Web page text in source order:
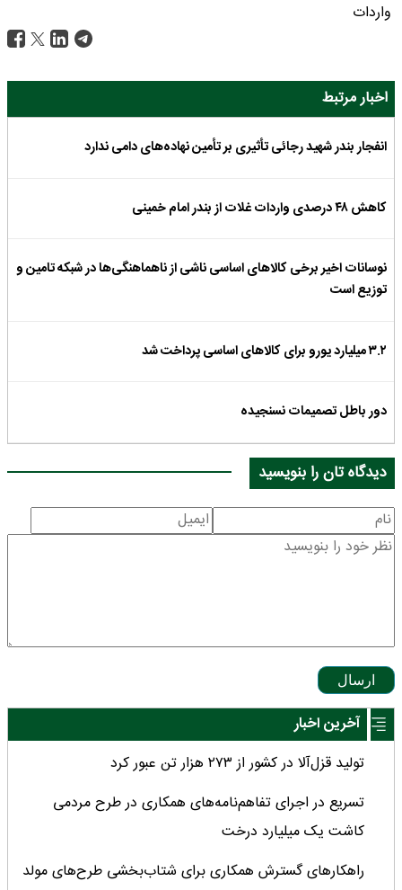
واردات
اخبار مرتبط
انفجار بندر شهید رجائی تأثیری بر تأمین نهاده‌های دامی ندارد
کاهش ۴۸ درصدی واردات غلات از بندر امام خمینی
نوسانات اخیر برخی کالاهای اساسی ناشی از ناهماهنگی‌ها در شبکه تامین و
توزیع است
۳.۲ میلیارد یورو برای کالاهای اساسی پرداخت شد
دور باطل تصمیمات نسنجیده
دیدگاه تان را بنویسید
ارسال
آخرین اخبار
تولید قزل‌آلا در کشور از ۲۷۳ هزار تن عبور کرد
تسریع در اجرای تفاهم‌نامه‌های همکاری در طرح مردمی
کاشت یک میلیارد درخت
راهکارهای گسترش همکاری برای شتاب‌بخشی طرح‌های مولد